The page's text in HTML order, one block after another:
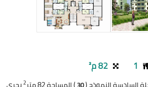
1 82 م²
2